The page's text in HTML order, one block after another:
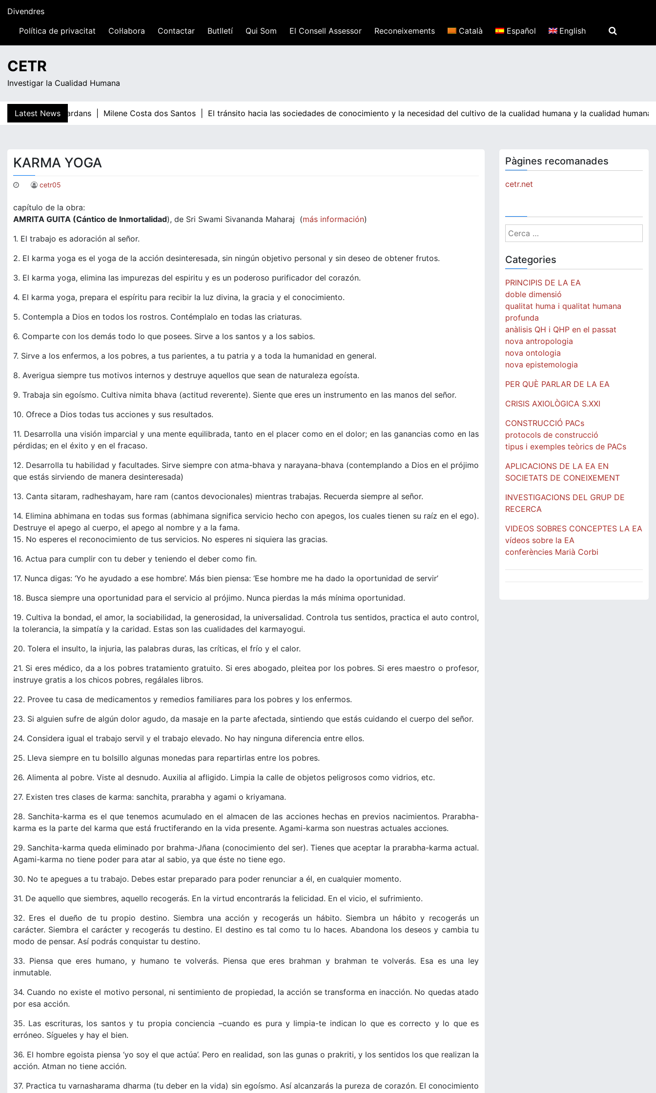
content
Divendres
21:16Política de privacitat Col·labora Contactar Butlletí Qui Som El Consell Assessor Reconeixements Català Español English
CETR
Investigar la Cualidad Humana
Latest News
Teresa Guardans | Milene Costa dos Santos | El tránsito hacia las sociedades de conocimiento y la necesidad del cultivo de la cualidad humana y la cualidad
KARMA YOGA
cetr05
capítulo de la obra:
AMRITA GUITA (Cántico de Inmortalidad), de Sri Swami Sivananda Maharaj (más información)
1. El trabajo es adoración al señor.
2. El karma yoga es el yoga de la acción desinteresada, sin ningún objetivo personal y sin deseo de obtener frutos.
3. El karma yoga, elimina las impurezas del espiritu y es un poderoso purificador del corazón.
4. El karma yoga, prepara el espíritu para recibir la luz divina, la gracia y el conocimiento.
5. Contempla a Dios en todos los rostros. Contémplalo en todas las criaturas.
6. Comparte con los demás todo lo que posees. Sirve a los santos y a los sabios.
7. Sirve a los enfermos, a los pobres, a tus parientes, a tu patria y a toda la humanidad en general.
8. Averigua siempre tus motivos internos y destruye aquellos que sean de naturaleza egoísta.
9. Trabaja sin egoísmo. Cultiva nimita bhava (actitud reverente). Siente que eres un instrumento en las manos del señor.
10. Ofrece a Dios todas tus acciones y sus resultados.
11. Desarrolla una visión imparcial y una mente equilibrada, tanto en el placer como en el dolor; en las ganancias como en las
pérdidas; en el éxito y en el fracaso.
12. Desarrolla tu habilidad y facultades. Sirve siempre con atma-bhava y narayana-bhava (contemplando a Dios en el prójimo
que estás sirviendo de manera desinteresada)
13. Canta sitaram, radheshayam, hare ram (cantos devocionales) mientras trabajas. Recuerda siempre al señor.
14. Elimina abhimana en todas sus formas (abhimana significa servicio hecho con apegos, los cuales tienen su raíz en el ego).
Destruye el apego al cuerpo, el apego al nombre y a la fama.
15. No esperes el reconocimiento de tus servicios. No esperes ni siquiera las gracias.
16. Actua para cumplir con tu deber y teniendo el deber como fin.
17. Nunca digas: ‘Yo he ayudado a ese hombre’. Más bien piensa: ‘Ese hombre me ha dado la oportunidad de servir’
18. Busca siempre una oportunidad para el servicio al prójimo. Nunca pierdas la más mínima oportunidad.
19. Cultiva la bondad, el amor, la sociabilidad, la generosidad, la universalidad. Controla tus sentidos, practica el auto control,
la tolerancia, la simpatía y la caridad. Estas son las cualidades del karmayogui.
20. Tolera el insulto, la injuria, las palabras duras, las críticas, el frío y el calor.
21. Si eres médico, da a los pobres tratamiento gratuito. Si eres abogado, pleitea por los pobres. Si eres maestro o profesor,
instruye gratis a los chicos pobres, regálales libros.
22. Provee tu casa de medicamentos y remedios familiares para los pobres y los enfermos.
23. Si alguien sufre de algún dolor agudo, da masaje en la parte afectada, sintiendo que estás cuidando el cuerpo del señor.
24. Considera igual el trabajo servil y el trabajo elevado. No hay ninguna diferencia entre ellos.
25. Lleva siempre en tu bolsillo algunas monedas para repartirlas entre los pobres.
26. Alimenta al pobre. Viste al desnudo. Auxilia al afligido. Limpia la calle de objetos peligrosos como vidrios, etc.
27. Existen tres clases de karma: sanchita, prarabha y agami o kriyamana.
28. Sanchita-karma es el que tenemos acumulado en el almacen de las acciones hechas en previos nacimientos. Prarabha-
karma es la parte del karma que está fructiferando en la vida presente. Agami-karma son nuestras actuales acciones.
29. Sanchita-karma queda eliminado por brahma-Jñana (conocimiento del ser). Tienes que aceptar la prarabha-karma actual.
Agami-karma no tiene poder para atar al sabio, ya que éste no tiene ego.
30. No te apegues a tu trabajo. Debes estar preparado para poder renunciar a él, en cualquier momento.
31. De aquello que siembres, aquello recogerás. En la virtud encontrarás la felicidad. En el vicio, el sufrimiento.
32. Eres el dueño de tu propio destino. Siembra una acción y recogerás un hábito. Siembra un hábito y recogerás un
carácter. Siembra el carácter y recogerás tu destino. El destino es tal como tu lo haces. Abandona los deseos y cambia tu
modo de pensar. Así podrás conquistar tu destino.
33. Piensa que eres humano, y humano te volverás. Piensa que eres brahman y brahman te volverás. Esa es una ley
inmutable.
34. Cuando no existe el motivo personal, ni sentimiento de propiedad, la acción se transforma en inacción. No quedas atado
por esa acción.
35. Las escrituras, los santos y tu propia conciencia –cuando es pura y limpia-te indican lo que es correcto y lo que es
erróneo. Sígueles y hay el bien.
36. El hombre egoista piensa ‘yo soy el que actúa’. Pero en realidad, son las gunas o prakriti, y los sentidos los que realizan la
acción. Atman no tiene acción.
37. Practica tu varnasharama dharma (tu deber en la vida) sin egoísmo. Así alcanzarás la pureza de corazón. El conocimiento
Pàgines recomanades
cetr.net
Cerca:
Categories
PRINCIPIS DE LA EA
doble dimensió
qualitat huma i qualitat humana
profunda
anàlisis QH i QHP en el passat
nova antropologia
nova ontologia
nova epistemologia
PER QUÈ PARLAR DE LA EA
CRISIS AXIOLÒGICA S.XXI
CONSTRUCCIÓ PACs
protocols de construcció
tipus i exemples teòrics de PACs
APLICACIONS DE LA EA EN
SOCIETATS DE CONEIXEMENT
INVESTIGACIONS DEL GRUP DE
RECERCA
VIDEOS SOBRES CONCEPTES LA EA
vídeos sobre la EA
conferències Marià Corbi